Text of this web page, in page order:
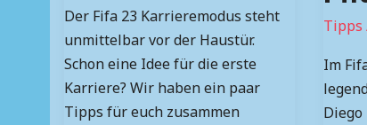
Der Fifa 23 Karrieremodus steht
unmittelbar vor der Haustür.
Schon eine Idee für die erste
Karriere? Wir haben ein paar
Tipps für euch zusammen
Tipps
Im
Diego
in
23?